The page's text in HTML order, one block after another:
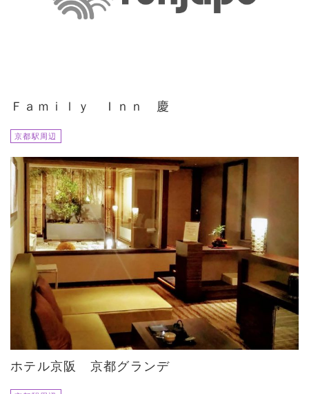
Ｆａｍｉｌｙ Ｉｎｎ 慶
京都駅周辺
ホテル京阪 京都グランデ